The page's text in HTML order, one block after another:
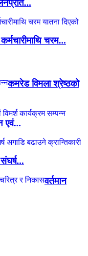
चरम...
कमरेड विमला श्रेष्ठको
एवं...
वर्तमान